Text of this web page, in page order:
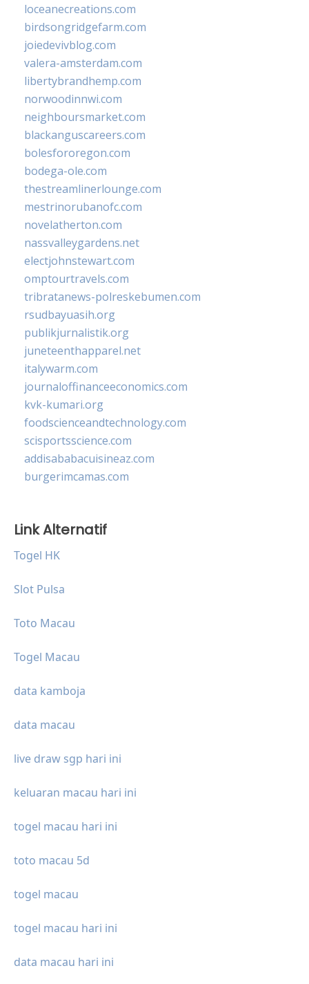
loceanecreations.com
birdsongridgefarm.com
joiedevivblog.com
valera-amsterdam.com
libertybrandhemp.com
norwoodinnwi.com
neighboursmarket.com
blackanguscareers.com
bolesfororegon.com
bodega-ole.com
thestreamlinerlounge.com
mestrinorubanofc.com
novelatherton.com
nassvalleygardens.net
electjohnstewart.com
omptourtravels.com
tribratanews-polreskebumen.com
rsudbayuasih.org
publikjurnalistik.org
juneteenthapparel.net
italywarm.com
journaloffinanceeconomics.com
kvk-kumari.org
foodscienceandtechnology.com
scisportsscience.com
addisababacuisineaz.com
burgerimcamas.com
Link Alternatif
Togel HK
Slot Pulsa
Toto Macau
Togel Macau
data kamboja
data macau
live draw sgp hari ini
keluaran macau hari ini
togel macau hari ini
toto macau 5d
togel macau
togel macau hari ini
data macau hari ini